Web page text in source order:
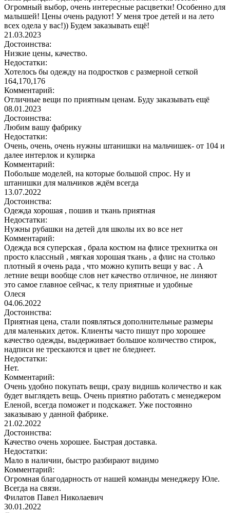
Огромный выбор, очень интересные расцветки! Особенно для
малышей! Цены очень радуют! У меня трое детей и на лето
всех одела у вас!)) Будем заказывать ещё!
21.03.2023
Достоинства:
Низкие цены, качество.
Недостатки:
Хотелось бы одежду на подростков с размерной сеткой
164,170,176
Комментарий:
Отличные вещи по приятным ценам. Буду заказывать ещё
08.01.2023
Достоинства:
Любим вашу фабрику
Недостатки:
Очень, очень, очень нужны штанишки на мальчишек- от 104 и
далее интерлок и кулирка
Комментарий:
Побольше моделей, на которые большой спрос. Ну и
штанишки для мальчиков ждём всегда
13.07.2022
Достоинства:
Одежда хорошая , пошив и ткань приятная
Недостатки:
Нужны рубашки на детей для школы их во все нет
Комментарий:
Одежда вся суперская , брала костюм на флисе трехнитка он
просто классный , мягкая хорошая ткань , а флис на столько
плотный я очень рада , что можно купить вещи у вас . А
летние вещи вообще слов нет качество отличное, не линяют
это самое главное сейчас, к телу приятные и удобные
Олеся
04.06.2022
Достоинства:
Приятная цена, стали появляться дополнительные размеры
для маленьких деток. Клиенты часто пишут про хорошее
качество одежды, выдерживает большое количество стирок,
надписи не трескаются и цвет не бледнеет.
Недостатки:
Нет.
Комментарий:
Очень удобно покупать вещи, сразу видишь количество и как
будет выглядеть вещь. Очень приятно работать с менеджером
Еленой, всегда поможет и подскажет. Уже постоянно
заказываю у данной фабрике.
21.02.2022
Достоинства:
Качество очень хорошее. Быстрая доставка.
Недостатки:
Мало в наличии, быстро разбирают видимо
Комментарий:
Огромная благодарность от нашей команды менеджеру Юле.
Всегда на связи.
Филатов Павел Николаевич
30.01.2022